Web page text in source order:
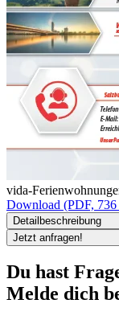
vida-
Download (PDF,
Detailbeschreibung
Jetzt anfragen!
Du hast
Melde dich